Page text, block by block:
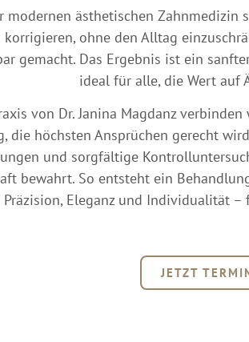
ästhetischen
ohne den Alltag
gemacht. Das Ergebnis ist ein
ideal für alle, die Wert auf
von Dr. Janina Magdanz
die höchsten Ansprüchen gerecht
und sorgfältige
bewahrt. So entsteht ein
Präzision, Eleganz und Individualität
JETZT